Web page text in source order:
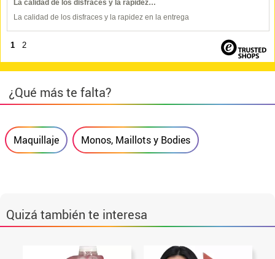
La calidad de los disfraces y la rapidez…
La calidad de los disfraces y la rapidez en la entrega
1 2
¿Qué más te falta?
Maquillaje Monos, Maillots y Bodies
Quizá también te interesa